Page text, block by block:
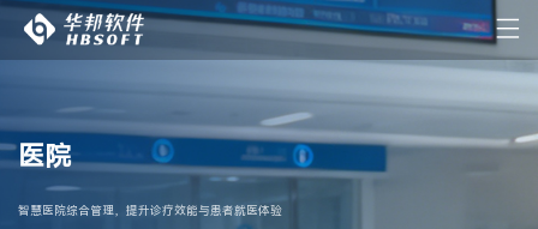
医院
智慧医院综合管理，提升诊疗效能与患者就医体验